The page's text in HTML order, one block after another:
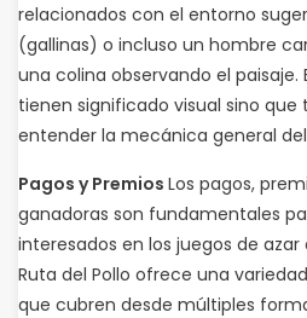
relacionados con el entorno
(gallinas) o incluso un hombre
una colina observando el paisaje.
tienen significado visual sino
entender la mecánica general
Pagos y Premios Los pagos,
ganadoras son fundamentales
interesados en los juegos de
Ruta del Pollo ofrece una
que cubren desde múltiples